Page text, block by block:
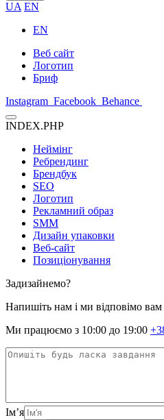
UA EN
EN
Веб сайт
Логотип
Бриф
Instagram Facebook Behance
INDEX.PHP
Неймінг
Ребрендинг
Брендбук
SEO
Логотип
Рекламний образ
SMM
Дизайн упаковки
Веб-сайт
Позиціонування
Задизайнемо?
Напишіть нам і ми відповімо
Ми працюємо з 10:00 до 19:00
Ім’я